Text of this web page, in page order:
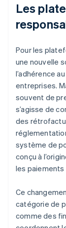
Les
Pour les
une nouvelle
l’adhérence
entreprises.
souvent de
s’agisse de
des
système de
conçu à
les
Ce
catégorie de
comme des